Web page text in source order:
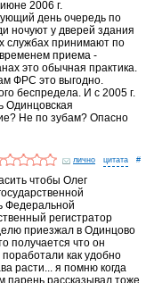
2006 г.
день очередь по
ночуют у дверей здания
службах принимают по
приема -
это обычная практика.
ФРС это выгодно.
беспредела. И с 2005 г.
Одинцовская
Не по зубам? Опасно
лично #
чтобы Олег
Федеральной
регистратор
приезжал в Одинцово
получается что он
как удобно
расти... я помню когда
парень рассказывал тоже